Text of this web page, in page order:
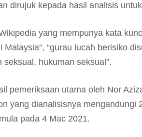
dirujuk kepada hasil analisis
yang mempunya kata
“gurau lucah berisiko
hukuman seksual”.
pemeriksaan utama oleh Nor
yang dianalisisnya mengandungi
pada 4 Mac 2021.